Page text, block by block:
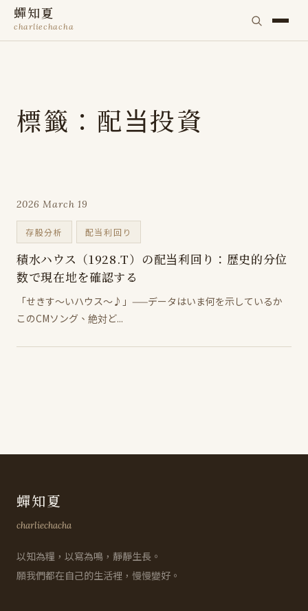
蟬知夏
charliechacha
標籤：配当投資
2026 March 19
存股分析 配当利回り
積水ハウス（1928.T）の配当利回り：歴史的分位
数で現在地を確認する
「せきす～いハウス～♪」——データはいま何を示しているか
このCMソング、絶対ど...
蟬知夏
charliechacha
以知為糧，以寫為鳴，靜靜生長。
願我們都在自己的生活裡，慢慢變好。